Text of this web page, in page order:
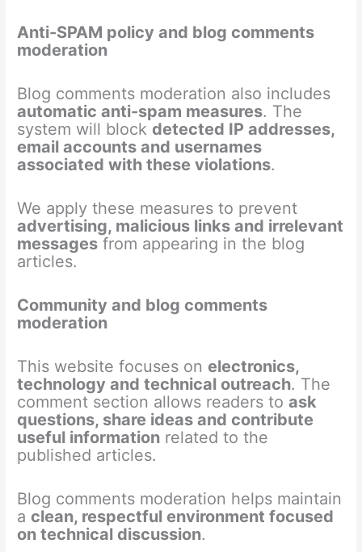
Anti-SPAM policy and blog comments
moderation
Blog comments moderation also includes
automatic anti-spam measures. The
system will block detected IP addresses,
email accounts and usernames
associated with these violations.
We apply these measures to prevent
advertising, malicious links and irrelevant
messages from appearing in the blog
articles.
Community and blog comments
moderation
This website focuses onelectronics,
technology and technical outreach. The
comment section allows readers toask
questions, share ideas and contribute
useful information related to the
published articles.
Blog comments moderation helps maintain
aclean, respectful environment focused
on technical discussion.